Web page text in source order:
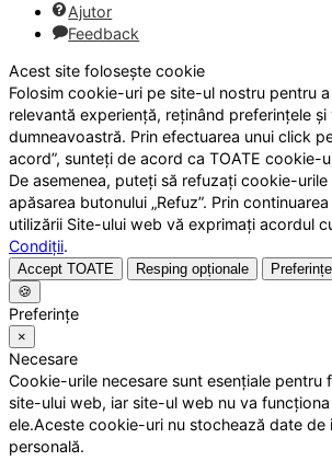
Ajutor
Feedback
Acest site folosește cookie
Folosim cookie-uri pe site-ul nostru pentru
relevantă experiență, reținând preferințele și
dumneavoastră. Prin efectuarea unui click
acord”, sunteți de acord ca TOATE cookie-
De asemenea, puteți să refuzați cookie-
apăsarea butonului „Refuz”. Prin
utilizării Site-ului web vă exprimați acordul
Condiții.
Accept TOATE Resping opționale
Preferințe
🍪
Preferințe
×
Necesare
Cookie-urile necesare sunt esențiale pentru
site-ului web, iar site-ul web nu va
ele.Aceste cookie-uri nu stochează date de
personală.